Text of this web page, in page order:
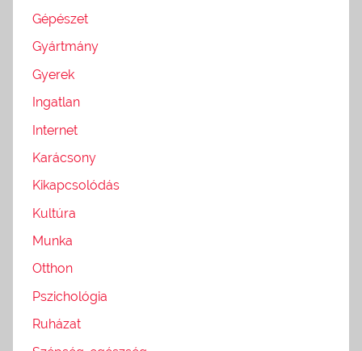
Gépészet
Gyártmány
Gyerek
Ingatlan
Internet
Karácsony
Kikapcsolódás
Kultúra
Munka
Otthon
Pszichológia
Ruházat